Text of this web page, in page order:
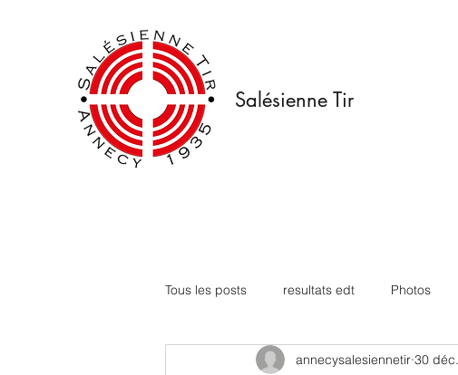
Salésienne Tir
Tous les posts resultats edt Photos
annecysalesiennetir 30